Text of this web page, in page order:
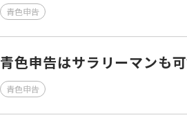
青色申告
青色申告はサラリーマンも
青色申告